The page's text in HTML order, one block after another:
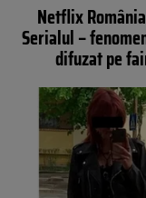
Netflix
Serialul –
difuzat pe